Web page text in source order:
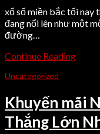
xổ số miền bắc tối
đang nổi lên như một
đường…
Continue Reading
Uncategorized
Khuyến mãi
Thắng Lớn